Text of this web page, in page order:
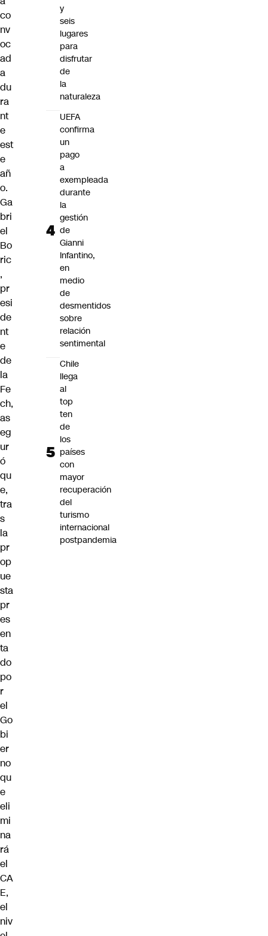
co
nv
oc
ad
a
du
ra
nt
e
est
e
añ
o.
Ga
bri
el
Bo
ric
,
pr
esi
de
nt
e
de
la
Fe
ch,
as
eg
ur
ó
qu
e,
tra
s
la
pr
op
ue
sta
pr
es
en
ta
do
po
r
el
Go
bi
er
no
qu
e
eli
mi
na
rá
el
CA
E,
el
niv
y
seis
lugares
para
disfrutar
de
la
naturaleza
UEFA
confirma
un
pago
a
exempleada
durante
la
gestión
de
Gianni
Infantino,
en
medio
de
desmentidos
sobre
relación
sentimental
Chile
llega
al
top
ten
de
los
países
con
mayor
recuperación
del
turismo
internacional
postpandemia